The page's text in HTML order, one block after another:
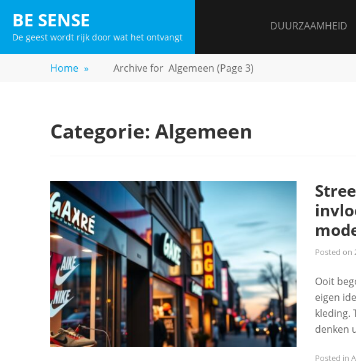
content
BE SENSE
De geest wordt rijk door wat het ontvangt
DUURZAAMHEID
Home » Archive for Algemeen (Page 3)
Categorie: Algemeen
Posted on
Ooit
eigen
kleding.
denken
Posted in